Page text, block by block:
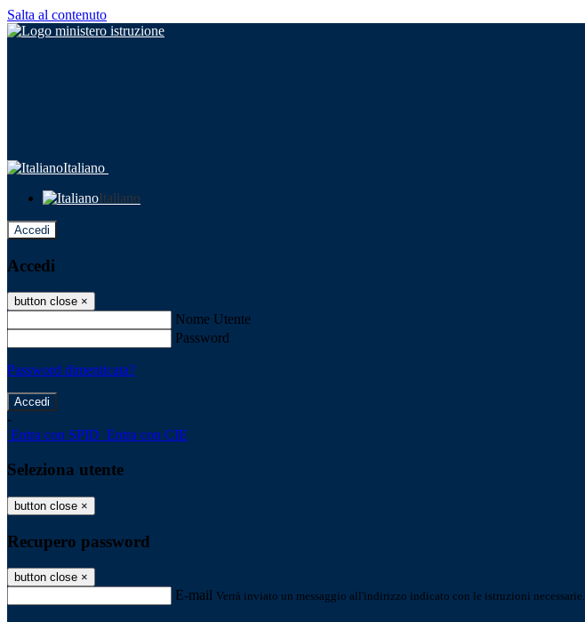
Salta al contenuto
Italiano
Italiano
Accedi
Accedi
button close ×
Nome Utente
Password
Password dimenticata?
-
Entra con SPID Entra con CIE
Seleziona utente
button close ×
Recupero password
button close ×
E-mail Verrà inviato un messaggio all'indirizzo indicato con le istruzioni necessarie.